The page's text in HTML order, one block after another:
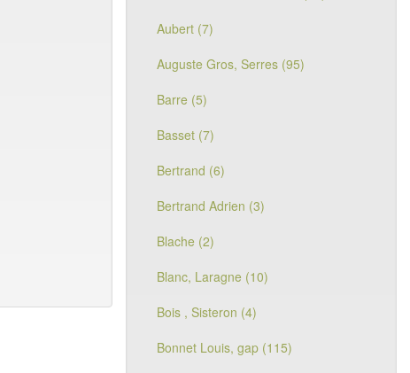
Aubert (7)
Auguste Gros, Serres (95)
Barre (5)
Basset (7)
Bertrand (6)
Bertrand Adrien (3)
Blache (2)
Blanc, Laragne (10)
Bois , Sisteron (4)
Bonnet Louis, gap (115)